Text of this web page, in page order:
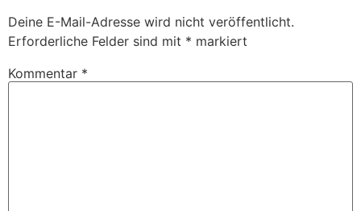
Deine E-Mail-Adresse wird nicht veröffentlicht.
Erforderliche Felder sind mit * markiert
Kommentar *